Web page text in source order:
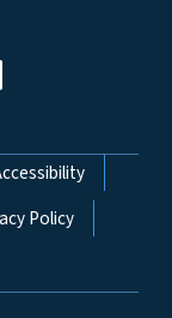
Policy